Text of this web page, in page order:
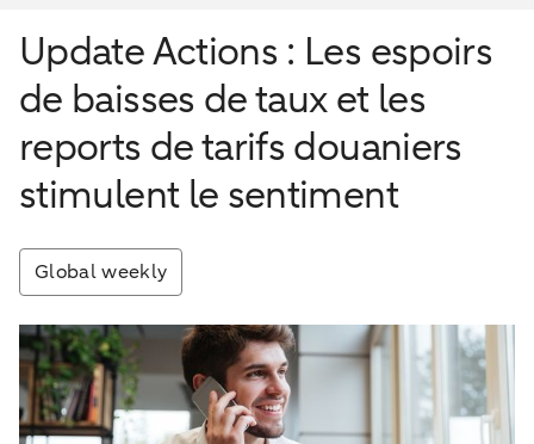
Update Actions : Les espoirs
de baisses de taux et les
reports de tarifs douaniers
stimulent le sentiment
Global weekly